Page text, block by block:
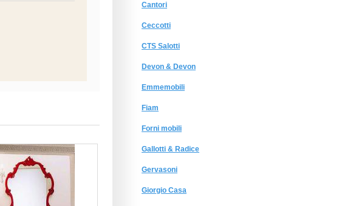
Cantori
Ceccotti
CTS Salotti
Devon & Devon
Emmemobili
Fiam
Forni mobili
Gallotti & Radice
Gervasoni
Giorgio Сasa